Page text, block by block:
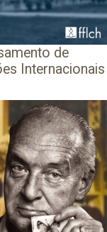
de
Internacionais